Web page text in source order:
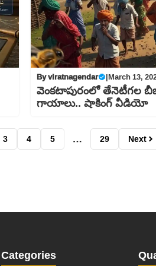
Byviratnagendar |March 13,
వెంకటాపురంలో తేనెటీగల
గాయాలు.. షాకింగ్ వీడియో
3 4 5 … 29 Next
Categories